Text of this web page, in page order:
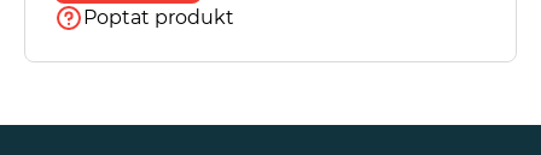
Poptat produkt